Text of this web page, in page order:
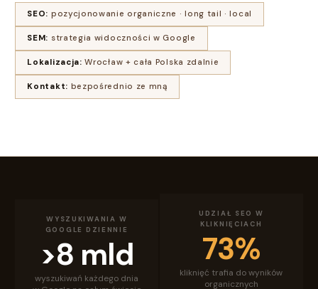
SEO: pozycjonowanie organiczne · long tail · local
SEM: strategia widoczności w Google
Lokalizacja: Wrocław + cała Polska zdalnie
Kontakt: bezpośrednio ze mną
WYSZUKIWANIA W
GOOGLE DZIENNIE
>8 mld
wyszukiwań każdego dnia
UDZIAŁ SEO W
KLIKNIĘCIACH
73%
kliknięć trafia do wyników
organicznych